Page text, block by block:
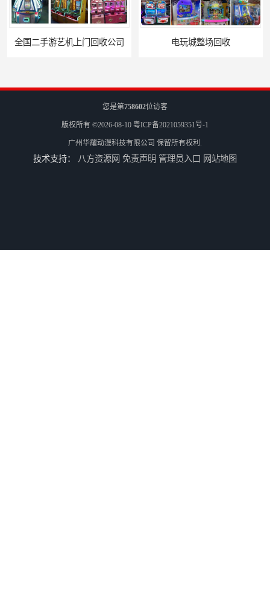
全国二手游艺机上门回收公司 电玩城整场回收
您是第758602位访客
版权所有 ©2026-08-10 粤ICP备2021059351号-1
广州华耀动漫科技有限公司 保留所有权利.
技术支持： 八方资源网 免责声明 管理员入口 网站地图